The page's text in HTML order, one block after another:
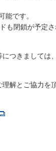
能です。
も閉鎖が予定さ
つきまして
解とご協力を